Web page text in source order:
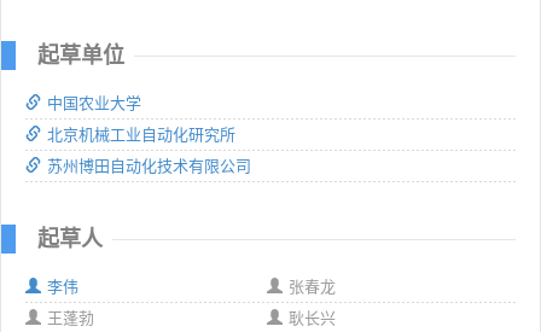
起草单位
中国农业大学
北京机械工业自动化研究所
苏州博田自动化技术有限公司
起草人
李伟
张春龙
王蓬勃
耿长兴